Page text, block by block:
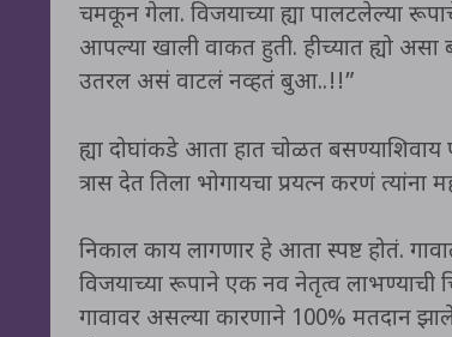
चमकून गेला. विजयाच्या ह्या पालटलेल्या
आपल्या खाली वाकत हुती. हीच्यात ह्यो
उतरल असं वाटलं नव्हतं बुआ..!!”
ह्या दोघांकडे आता हात चोळत बसण्याशिवाय
त्रास देत तिला भोगायचा प्रयत्न करणं
निकाल काय लागणार हे आता स्पष्ट होतं.
विजयाच्या रूपाने एक नव नेतृत्व लाभण्याची
गावावर असल्या कारणाने 100% मतदान